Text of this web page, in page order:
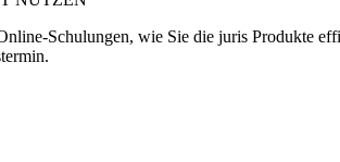
Schulungen, wie Sie die juris Produkte